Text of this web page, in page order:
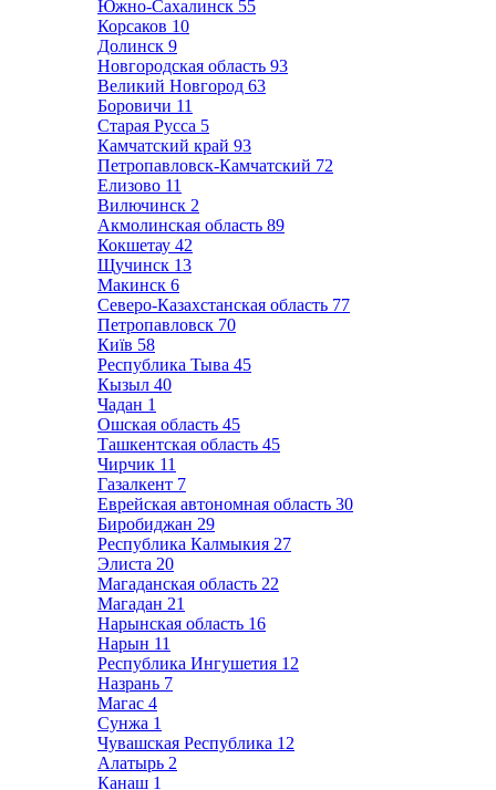
Южно-Сахалинск 55
Корсаков 10
Долинск 9
Новгородская область 93
Великий Новгород 63
Боровичи 11
Старая Русса 5
Камчатский край 93
Петропавловск-Камчатский 72
Елизово 11
Вилючинск 2
Акмолинская область 89
Кокшетау 42
Щучинск 13
Макинск 6
Северо-Казахстанская область 77
Петропавловск 70
Київ 58
Республика Тыва 45
Кызыл 40
Чадан 1
Ошская область 45
Ташкентская область 45
Чирчик 11
Газалкент 7
Еврейская автономная область 30
Биробиджан 29
Республика Калмыкия 27
Элиста 20
Магаданская область 22
Магадан 21
Нарынская область 16
Нарын 11
Республика Ингушетия 12
Назрань 7
Магас 4
Сунжа 1
Чувашская Республика 12
Алатырь 2
Канаш 1